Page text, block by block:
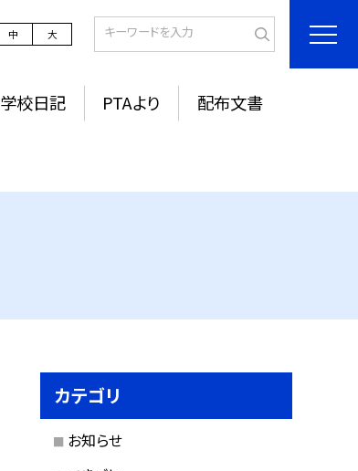
中 大
学校日記 PTAより 配布文書
カテゴリ
お知らせ